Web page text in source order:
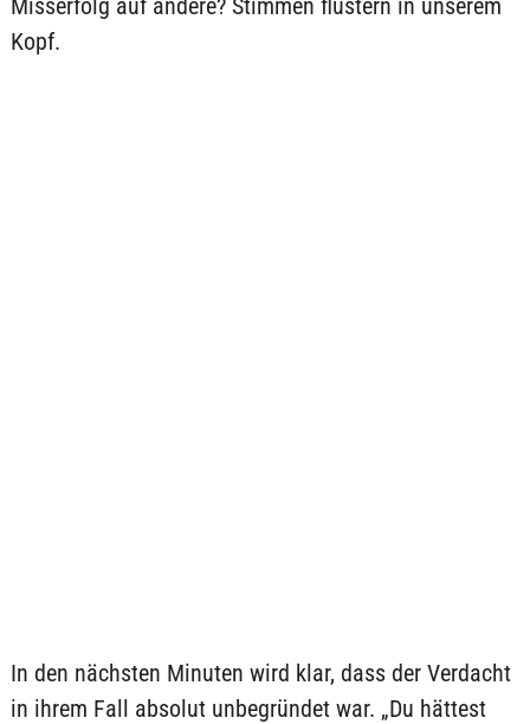
Misserfolg auf andere? Stimmen flüstern in unserem
Kopf.
In den nächsten Minuten wird klar, dass der Verdacht
in ihrem Fall absolut unbegründet war. „Du hättest